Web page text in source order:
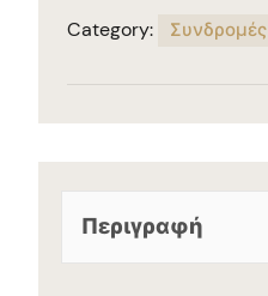
Category:
Περιγραφή